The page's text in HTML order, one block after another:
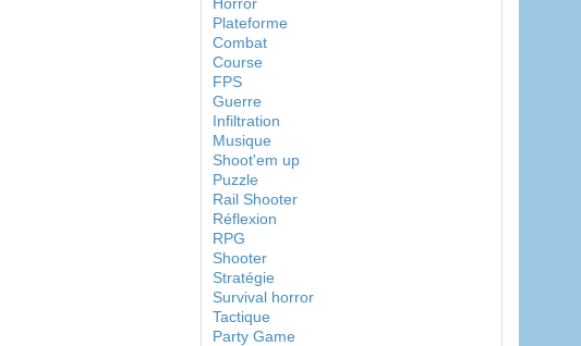
Plateforme
Combat
Course
FPS
Guerre
Infiltration
Musique
Shoot'em up
Puzzle
Rail Shooter
Réflexion
RPG
Shooter
Stratégie
Survival horror
Tactique
Party Game